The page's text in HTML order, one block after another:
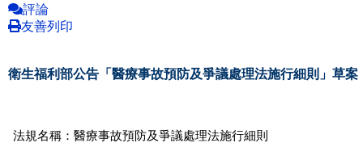
評論
友善列印
衛生福利部公告「醫療事故預防及爭議處理法施行細則」草案
法規名稱：醫療事故預防及爭議處理法施行細則